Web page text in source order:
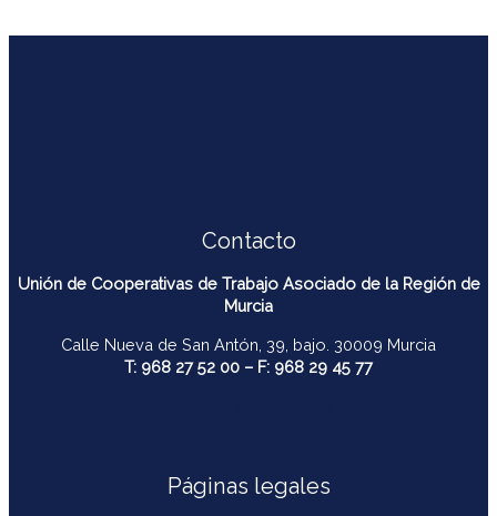
Contacto
Unión de Cooperativas de Trabajo Asociado de la Región de
Murcia
Calle Nueva de San Antón, 39, bajo. 30009 Murcia
T: 968 27 52 00 – F: 968 29 45 77
Páginas legales